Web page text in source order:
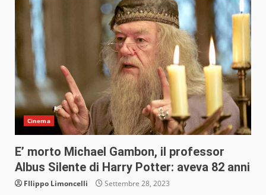
Cinema
E’ morto Michael Gambon, il professor
Albus Silente di Harry Potter: aveva 82 anni
FIlippo Limoncelli Settembre 28, 2023